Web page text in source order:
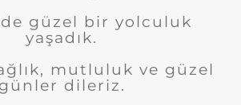
güzel bir yolculuk
yaşadık.
mutluluk ve güzel
günler dileriz.